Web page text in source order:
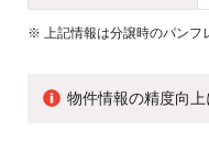
※ 上記情報は分譲時のパン
物件情報の精度向